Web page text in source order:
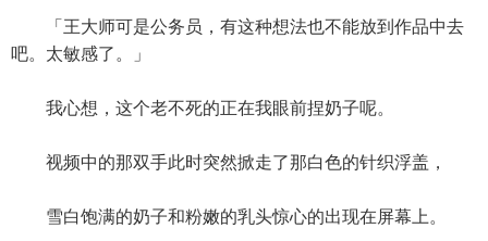
「王大师可是公务员，有这种想法也不能放到作品中去
吧。太敏感了。」
我心想，这个老不死的正在我眼前捏奶子呢。
视频中的那双手此时突然掀走了那白色的针织浮盖，
雪白饱满的奶子和粉嫩的乳头惊心的出现在屏幕上。